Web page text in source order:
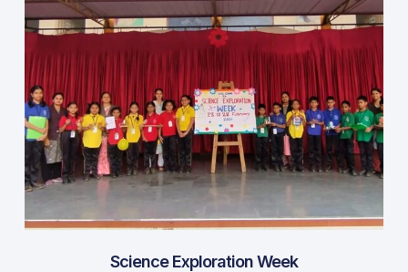
Science Exploration Week